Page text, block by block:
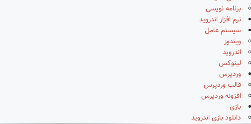
برنامه نویسی
نرم افزار اندروید
سیستم عامل
ویندوز
اندروید
لینوکس
وردپرس
قالب وردپرس
افزونه وردپرس
بازی
دانلود بازی اندروید